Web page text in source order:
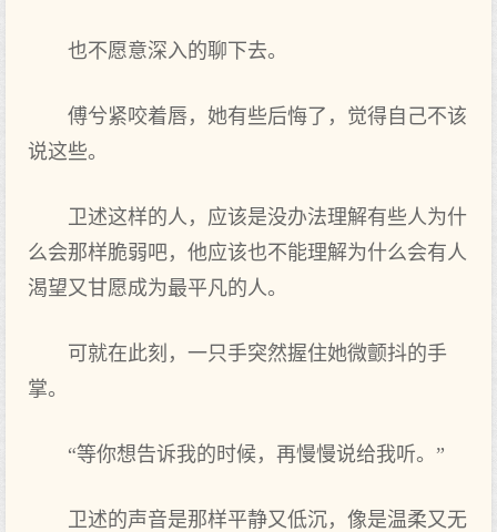
也不愿意深入的聊下去。
傅兮紧咬着唇，她有些后悔了，觉得自己不该
说这些。
卫述这样的人，应该是没办法理解有些人为什
么会那样脆弱吧，他应该也不能理解为什么会有人
渴望又甘愿成为最平凡的人。
可就在此刻，一只手突然握住她微颤抖的手
掌。
“等你想告诉我的时候，再慢慢说给我听。”
卫述的声音是那样平静又低沉，像是温柔又无